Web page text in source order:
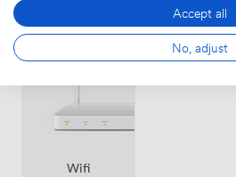
Équipements
Wifi
Accept all
No, adjust